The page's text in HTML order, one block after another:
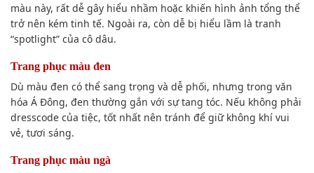
màu này, rất dễ gây hiểu nhầm hoặc khiến hình ảnh tổng thể
trở nên kém tinh tế. Ngoài ra, còn dễ bị hiểu lầm là tranh
“spotlight” của cô dâu.
Trang phục màu đen
Dù màu đen có thể sang trọng và dễ phối, nhưng trong văn
hóa Á Đông, đen thường gắn với sự tang tóc. Nếu không phải
dresscode của tiệc, tốt nhất nên tránh để giữ không khí vui
vẻ, tươi sáng.
Trang phục màu ngà